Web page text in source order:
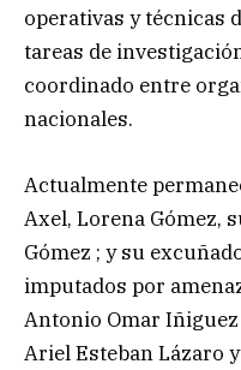
operativas y técnicas
tareas de
coordinado entre
nacionales.
Actualmente
Axel, Lorena Gómez,
Gómez ; y su
imputados por
Antonio Omar
Ariel Esteban Lázaro